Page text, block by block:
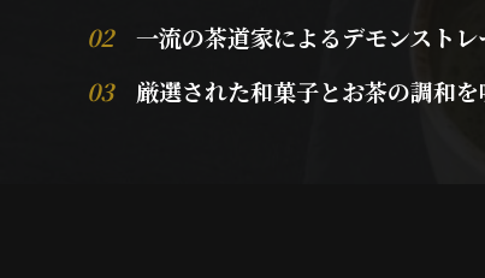
02一流の茶道家によるデモンストレ
03厳選された和菓子とお茶の調和を